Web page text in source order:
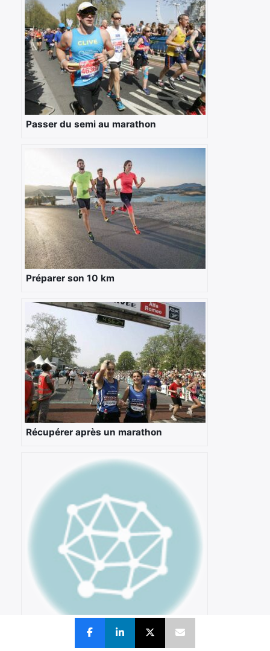
Passer du semi au marathon
Préparer son 10 km
Récupérer après un marathon
12 mesures anti-gaspillage d’énergie